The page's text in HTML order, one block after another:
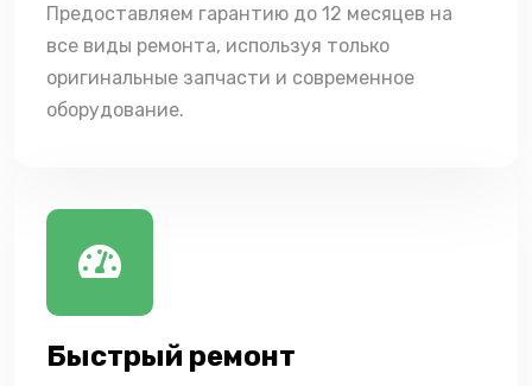
Предоставляем гарантию до 12 месяцев на
все виды ремонта, используя только
оригинальные запчасти и современное
оборудование.
Быстрый ремонт